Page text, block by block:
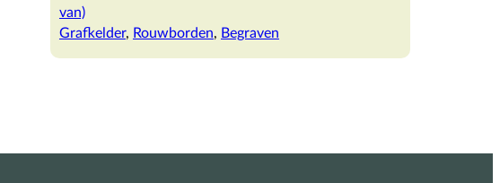
van)
Grafkelder, Rouwborden, Begraven